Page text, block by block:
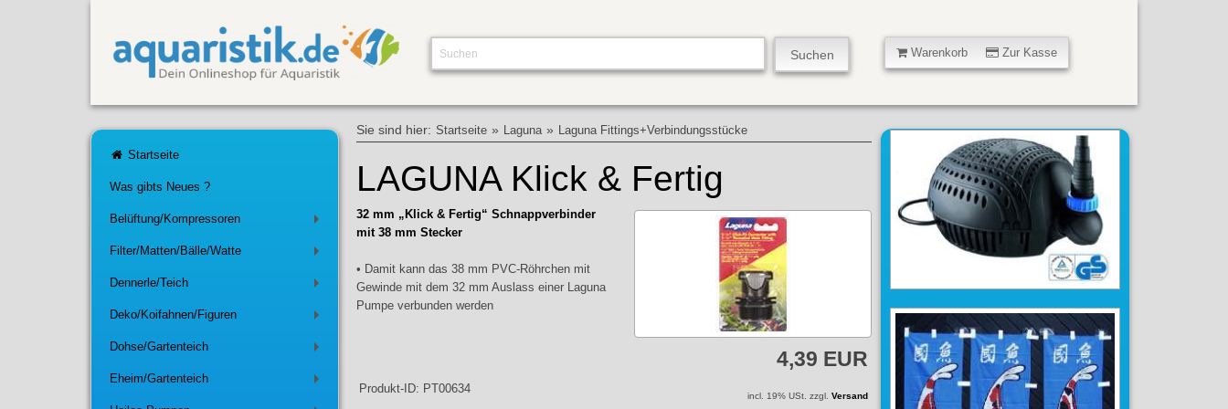
Warenkorb Zur Kasse
Startseite
Was gibts Neues ?
Belüftung/Kompressoren
Filter/Matten/Bälle/Watte
Dennerle/Teich
Deko/Koifahnen/Figuren
Dohse/Gartenteich
Eheim/Gartenteich
Sie sind hier: Startseite » Laguna » Laguna Fittings+Verbindungsstücke
LAGUNA Klick & Fertig
32 mm „Klick & Fertig“ Schnappverbinder
mit 38 mm Stecker
• Damit kann das 38 mm PVC-Röhrchen mit
Gewinde mit dem 32 mm Auslass einer Laguna
Pumpe verbunden werden
4,39 EUR
Produkt-ID: PT00634
incl. 19% USt. zzgl.Versand